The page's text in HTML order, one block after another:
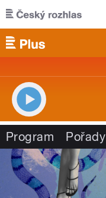
Přejít k hlavnímu obsahu
Program Pořady